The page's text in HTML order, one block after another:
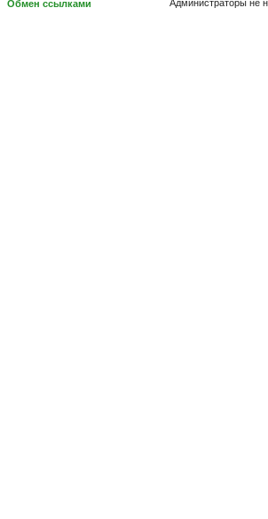
Администраторы не
Обмен ссылками